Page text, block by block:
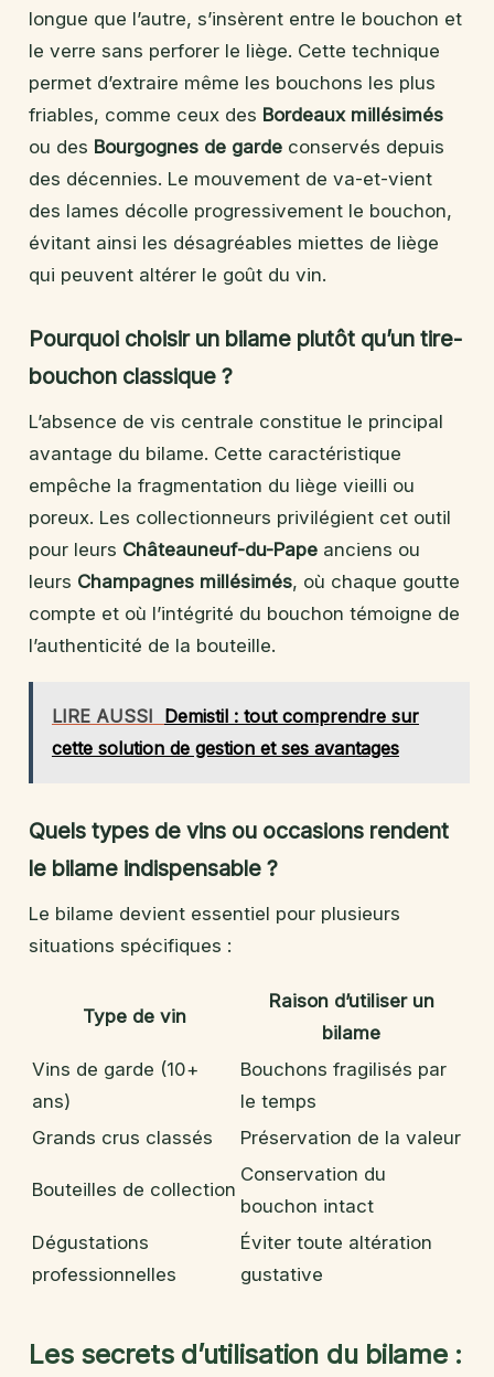
longue que l’autre, s’insèrent entre le bouchon et
le verre sans perforer le liège. Cette technique
permet d’extraire même les bouchons les plus
friables, comme ceux des Bordeaux millésimés
ou des Bourgognes de garde conservés depuis
des décennies. Le mouvement de va-et-vient
des lames décolle progressivement le bouchon,
évitant ainsi les désagréables miettes de liège
qui peuvent altérer le goût du vin.
Pourquoi choisir un bilame plutôt qu’un tire-
bouchon classique ?
L’absence de vis centrale constitue le principal
avantage du bilame. Cette caractéristique
empêche la fragmentation du liège vieilli ou
poreux. Les collectionneurs privilégient cet outil
pour leurs Châteauneuf-du-Pape anciens ou
leurs Champagnes millésimés, où chaque goutte
compte et où l’intégrité du bouchon témoigne de
l’authenticité de la bouteille.
LIRE AUSSI Demistil : tout comprendre sur
cette solution de gestion et ses avantages
Quels types de vins ou occasions rendent
le bilame indispensable ?
Le bilame devient essentiel pour plusieurs
situations spécifiques :
Type de vin
Raison d’utiliser un
bilame
Vins de garde (10+
ans)
Bouchons fragilisés par
le temps
Grands crus classés
Préservation de la valeur
Bouteilles de collection
Conservation du
bouchon intact
Dégustations
professionnelles
Éviter toute altération
gustative
Les secrets d’utilisation du bilame :